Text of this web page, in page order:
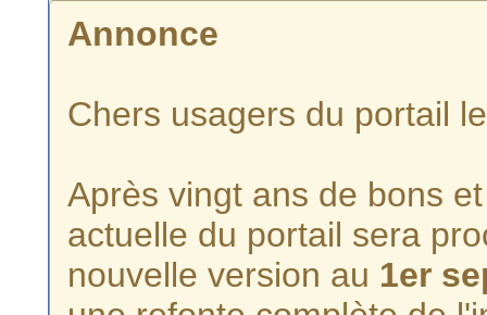
Annonce
Chers usagers du portail
Après vingt ans de bons
actuelle du portail sera
nouvelle version au 1er